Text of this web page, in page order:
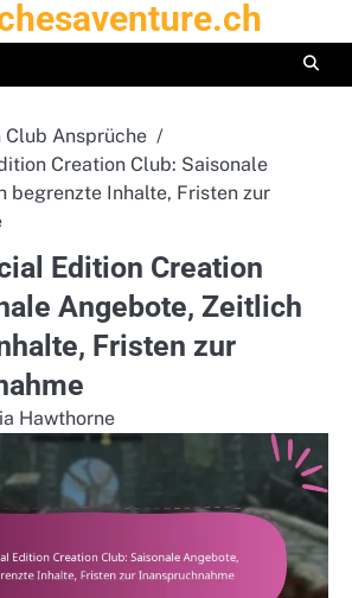
Club Ansprüche
Creation Club: Saisonale
begrenzte Inhalte, Fristen zur
Edition Creation
Angebote, Zeitlich
Fristen zur
Hawthorne